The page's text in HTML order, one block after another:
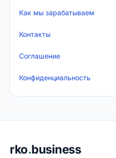
Как мы зарабатываем
Контакты
Соглашение
Конфиденциальность
Подвал сайта
rko.business